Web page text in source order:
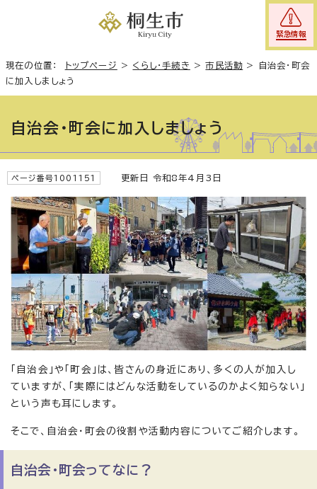
緊急情報
現在の位置： トップページ > くらし・手続き >市民活動 >
自治会・町会
に加入しましょう
自治会・町会に加入しましょう
ページ番号1001151 更新日 令和8年4月3日
「自治会」や「町会」は、皆さんの身近にあり、多くの人が加入し
ていますが、「実際にはどんな活動をしているのかよく知らない」
という声も耳にします。
そこで、自治会・町会の役割や活動内容についてご紹介します。
自治会・町会ってなに？